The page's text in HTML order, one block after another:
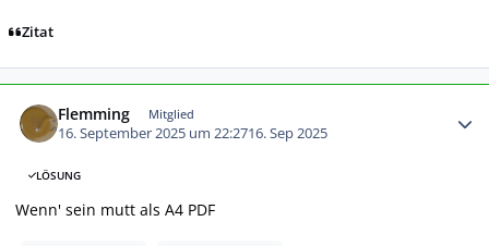
Zitat
Flemming Mitglied
16. September 2025 um 22:2716. Sep 2025
LÖSUNG
Wenn' sein mutt als A4 PDF